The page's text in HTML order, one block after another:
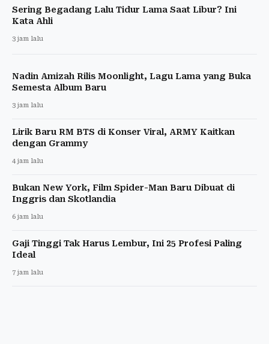
Sering Begadang Lalu Tidur Lama Saat Libur? Ini
Kata Ahli
3 jam lalu
Nadin Amizah Rilis Moonlight, Lagu Lama yang Buka
Semesta Album Baru
3 jam lalu
Lirik Baru RM BTS di Konser Viral, ARMY Kaitkan
dengan Grammy
4 jam lalu
Bukan New York, Film Spider-Man Baru Dibuat di
Inggris dan Skotlandia
6 jam lalu
Gaji Tinggi Tak Harus Lembur, Ini 25 Profesi Paling
Ideal
7 jam lalu